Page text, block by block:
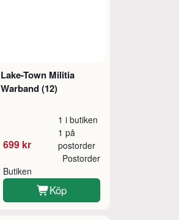
Lake-Town Militia
Warband (12)
699 kr
1 i butiken
1 på
postorder
Butiken
Postorder
Köp